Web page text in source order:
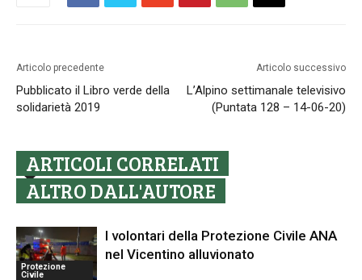
Articolo precedente
Pubblicato il Libro verde della
solidarietà 2019
Articolo successivo
L’Alpino settimanale televisivo
(Puntata 128 – 14-06-20)
ARTICOLI CORRELATI
ALTRO DALL'AUTORE
Protezione
Civile
I volontari della Protezione Civile ANA
nel Vicentino alluvionato